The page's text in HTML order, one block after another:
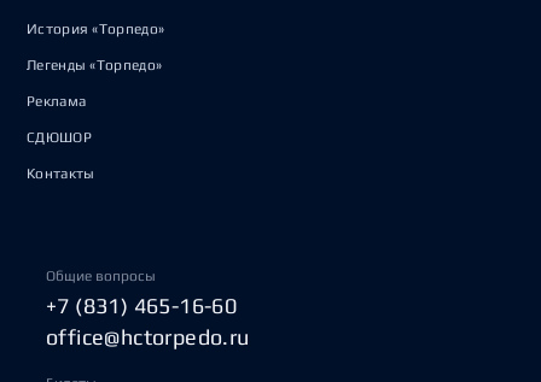
История «Торпедо»
Легенды «Торпедо»
Реклама
СДЮШОР
Контакты
Общие вопросы
+7 (831) 465-16-60
office@hctorpedo.ru